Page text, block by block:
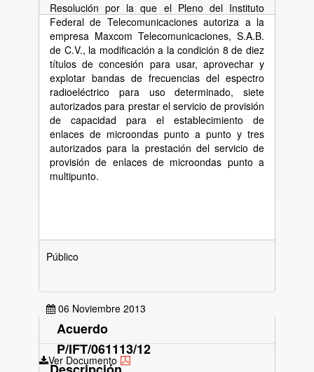
Resolución por la que el Pleno del Instituto
Federal de Telecomunicaciones autoriza a la
empresa Maxcom Telecomunicaciones, S.A.B.
de C.V., la modificación a la condición 8 de diez
títulos de concesión para usar, aprovechar y
explotar bandas de frecuencias del espectro
radioeléctrico para uso determinado, siete
autorizados para prestar el servicio de provisión
de capacidad para el establecimiento de
enlaces de microondas punto a punto y tres
autorizados para la prestación del servicio de
provisión de enlaces de microondas punto a
multipunto.
Público
06 Noviembre 2013
Ver Documento
Acuerdo
P/IFT/061113/12